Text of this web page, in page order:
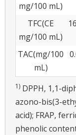
mg/100 mL)
TFC(CE
mg/100 mL)
TAC(mg/100
mL)
1) DPPH, 1,1-
azono-bis(3-
acid); FRAP,
phenolic